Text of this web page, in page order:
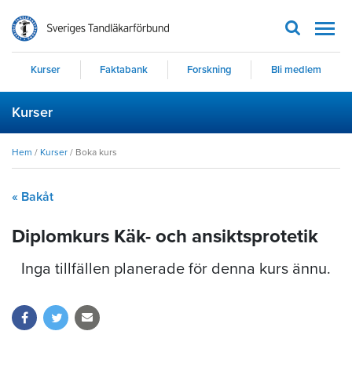
Kurser Faktabank Forskning Bli medlem
Kurser
Hem / Kurser / Boka kurs
« Bakåt
Diplomkurs Käk- och ansiktsprotetik
Inga tillfällen planerade för denna kurs ännu.